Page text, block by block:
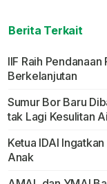
Berita Terkait
IIF Raih
Berkelanjutan
Sumur Bor Baru
tak Lagi Kesulitan
Ketua IDAI
Anak